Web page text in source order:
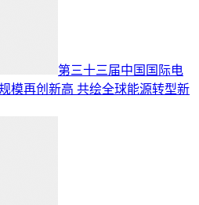
第三十三届中国国际电
模再创新高 共绘全球能源转型新